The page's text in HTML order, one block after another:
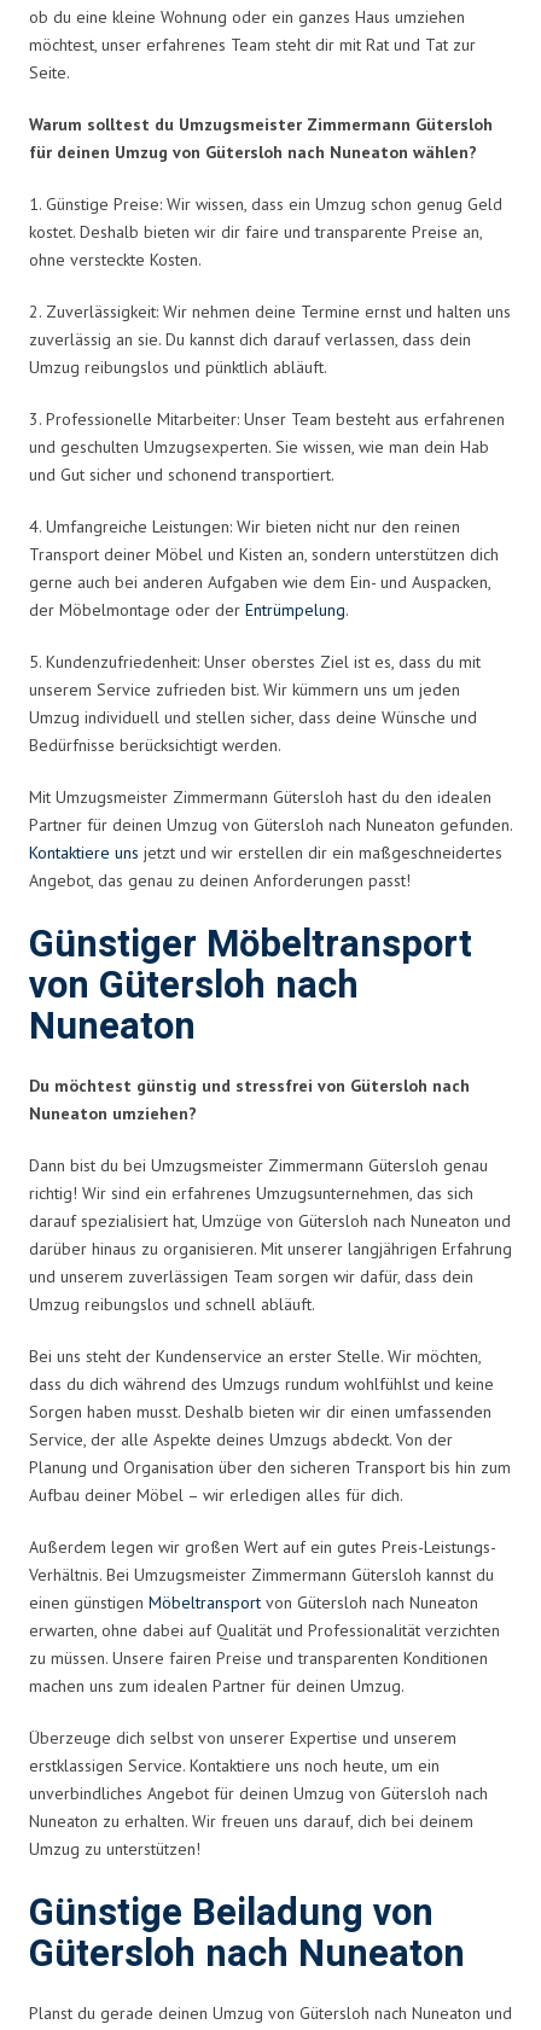
ob du eine kleine Wohnung oder ein ganzes Haus umziehen
möchtest, unser erfahrenes Team steht dir mit Rat und Tat zur
Seite.
Warum solltest du Umzugsmeister Zimmermann Gütersloh
für deinen Umzug von Gütersloh nach Nuneaton wählen?
1. Günstige Preise: Wir wissen, dass ein Umzug schon genug Geld
kostet. Deshalb bieten wir dir faire und transparente Preise an,
ohne versteckte Kosten.
2. Zuverlässigkeit: Wir nehmen deine Termine ernst und halten uns
zuverlässig an sie. Du kannst dich darauf verlassen, dass dein
Umzug reibungslos und pünktlich abläuft.
3. Professionelle Mitarbeiter: Unser Team besteht aus erfahrenen
und geschulten Umzugsexperten. Sie wissen, wie man dein Hab
und Gut sicher und schonend transportiert.
4. Umfangreiche Leistungen: Wir bieten nicht nur den reinen
Transport deiner Möbel und Kisten an, sondern unterstützen dich
gerne auch bei anderen Aufgaben wie dem Ein- und Auspacken,
der Möbelmontage oder der Entrümpelung.
5. Kundenzufriedenheit: Unser oberstes Ziel ist es, dass du mit
unserem Service zufrieden bist. Wir kümmern uns um jeden
Umzug individuell und stellen sicher, dass deine Wünsche und
Bedürfnisse berücksichtigt werden.
Mit Umzugsmeister Zimmermann Gütersloh hast du den idealen
Partner für deinen Umzug von Gütersloh nach Nuneaton gefunden.
Kontaktiere uns jetzt und wir erstellen dir ein maßgeschneidertes
Angebot, das genau zu deinen Anforderungen passt!
Günstiger Möbeltransport
von Gütersloh nach
Nuneaton
Du möchtest günstig und stressfrei von Gütersloh nach
Nuneaton umziehen?
Dann bist du bei Umzugsmeister Zimmermann Gütersloh genau
richtig! Wir sind ein erfahrenes Umzugsunternehmen, das sich
darauf spezialisiert hat, Umzüge von Gütersloh nach Nuneaton und
darüber hinaus zu organisieren. Mit unserer langjährigen Erfahrung
und unserem zuverlässigen Team sorgen wir dafür, dass dein
Umzug reibungslos und schnell abläuft.
Bei uns steht der Kundenservice an erster Stelle. Wir möchten,
dass du dich während des Umzugs rundum wohlfühlst und keine
Sorgen haben musst. Deshalb bieten wir dir einen umfassenden
Service, der alle Aspekte deines Umzugs abdeckt. Von der
Planung und Organisation über den sicheren Transport bis hin zum
Aufbau deiner Möbel – wir erledigen alles für dich.
Außerdem legen wir großen Wert auf ein gutes Preis-Leistungs-
Verhältnis. Bei Umzugsmeister Zimmermann Gütersloh kannst du
einen günstigen Möbeltransport von Gütersloh nach Nuneaton
erwarten, ohne dabei auf Qualität und Professionalität verzichten
zu müssen. Unsere fairen Preise und transparenten Konditionen
machen uns zum idealen Partner für deinen Umzug.
Überzeuge dich selbst von unserer Expertise und unserem
erstklassigen Service. Kontaktiere uns noch heute, um ein
unverbindliches Angebot für deinen Umzug von Gütersloh nach
Nuneaton zu erhalten. Wir freuen uns darauf, dich bei deinem
Umzug zu unterstützen!
Günstige Beiladung von
Gütersloh nach Nuneaton
Planst du gerade deinen Umzug von Gütersloh nach Nuneaton und